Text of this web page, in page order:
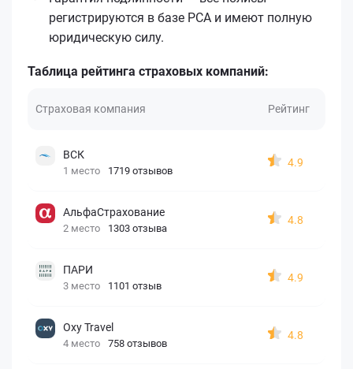
регистрируются в базе РСА и имеют полную
юридическую силу.
Таблица рейтинга страховых компаний:
Страховая компания Рейтинг
ВСК
1 место 1719 отзывов
4.9
АльфаСтрахование
2 место 1303 отзыва
4.8
ПАРИ
3 место 1101 отзыв
4.9
Oxy Travel
4 место 758 отзывов
4.8